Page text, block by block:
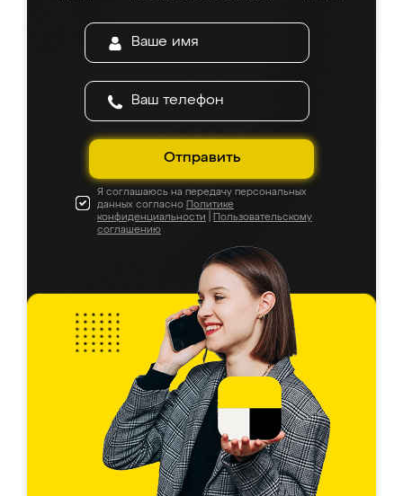
Отправить
Я соглашаюсь на передачу персональных
данных согласно Политике
конфиденциальности
Пользовательскому
соглашению